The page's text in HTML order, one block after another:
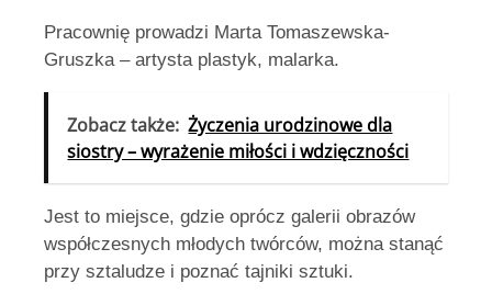
Pracownię prowadzi Marta Tomaszewska-
Gruszka – artysta plastyk, malarka.
Zobacz także: Życzenia urodzinowe dla
siostry – wyrażenie miłości i wdzięczności
Jest to miejsce, gdzie oprócz galerii obrazów
współczesnych młodych twórców, można stanąć
przy sztaludze i poznać tajniki sztuki.